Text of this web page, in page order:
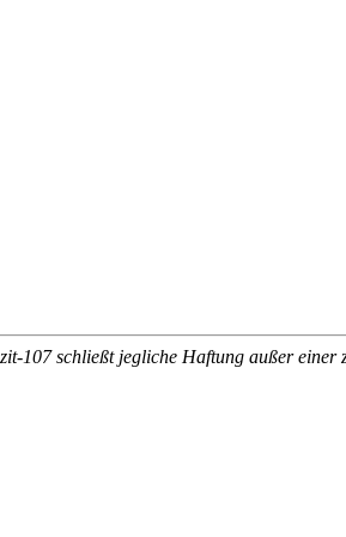
107 schließt jegliche Haftung außer einer